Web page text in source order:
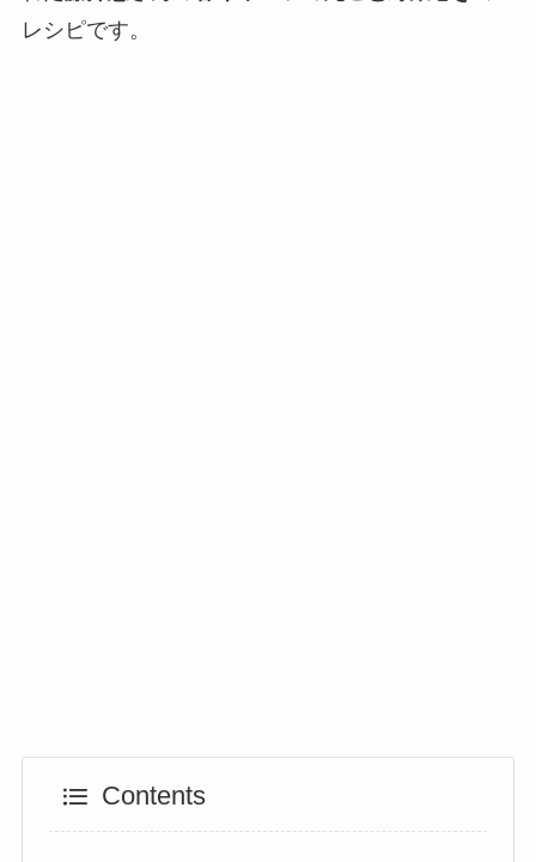
レシピです。
Contents